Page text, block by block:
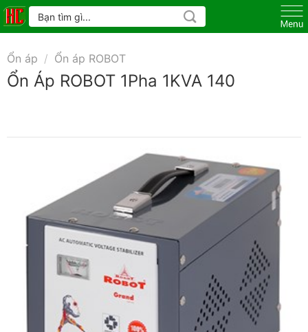
Skip
to
Tìm
kiếm:
Ổn áp / Ổn áp ROBOT
Ổn Áp ROBOT 1Pha 1KVA 140